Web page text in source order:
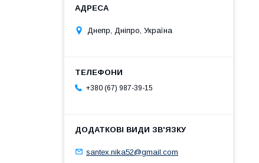
Днепр, Дніпро, Україна
+380 (67) 987-39-15
santex.nika52@gmail.com